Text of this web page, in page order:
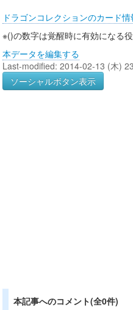
ドラゴンコレクションのカード情
※()の数字は覚醒時に有効になる役
本データを編集する
Last-modified: 2014-02-13 (木)
ソーシャルボタン表示
本記事へのコメント(全0件)